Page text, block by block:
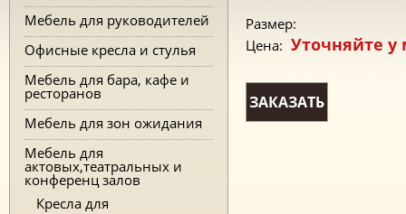
Мебель для руководителей
Офисные кресла и стулья
Мебель для бара, кафе и
ресторанов
Мебель для зон ожидания
Мебель для
актовых,театральных и
конференц залов
Кресла для
Размер:
Цена: Уточняйте
ЗАКАЗАТЬ